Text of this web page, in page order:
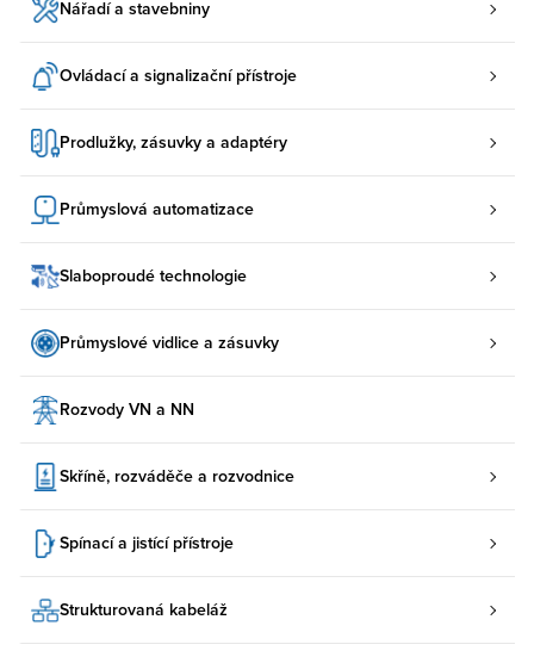
Nářadí a stavebniny
Ovládací a signalizační přístroje
Prodlužky, zásuvky a adaptéry
Průmyslová automatizace
Slaboproudé technologie
Průmyslové vidlice a zásuvky
Rozvody VN a NN
Skříně, rozváděče a rozvodnice
Spínací a jistící přístroje
Strukturovaná kabeláž